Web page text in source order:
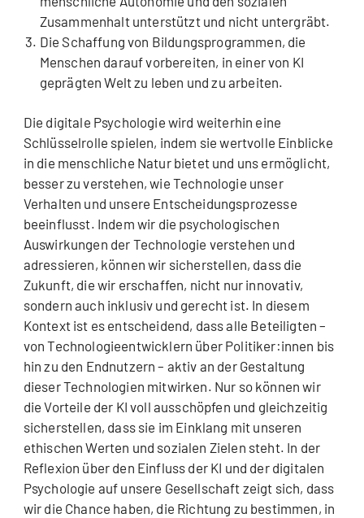
Zusammenhalt unterstützt und nicht untergräbt.
Die Schaffung von Bildungsprogrammen, die
Menschen darauf vorbereiten, in einer von KI
geprägten Welt zu leben und zu arbeiten.
Die digitale Psychologie wird weiterhin eine
Schlüsselrolle spielen, indem sie wertvolle Einblicke
in die menschliche Natur bietet und uns ermöglicht,
besser zu verstehen, wie Technologie unser
Verhalten und unsere Entscheidungsprozesse
beeinflusst. Indem wir die psychologischen
Auswirkungen der Technologie verstehen und
adressieren, können wir sicherstellen, dass die
Zukunft, die wir erschaffen, nicht nur innovativ,
sondern auch inklusiv und gerecht ist. In diesem
Kontext ist es entscheidend, dass alle Beteiligten –
von Technologieentwicklern über Politiker:innen bis
hin zu den Endnutzern – aktiv an der Gestaltung
dieser Technologien mitwirken. Nur so können wir
die Vorteile der KI voll ausschöpfen und gleichzeitig
sicherstellen, dass sie im Einklang mit unseren
ethischen Werten und sozialen Zielen steht. In der
Reflexion über den Einfluss der KI und der digitalen
Psychologie auf unsere Gesellschaft zeigt sich, dass
wir die Chance haben, die Richtung zu bestimmen, in